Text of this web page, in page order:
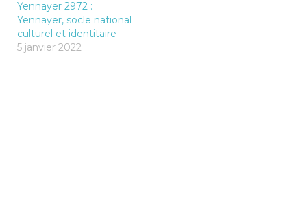
Yennayer 2972 :
Yennayer, socle national
culturel et identitaire
5 janvier 2022